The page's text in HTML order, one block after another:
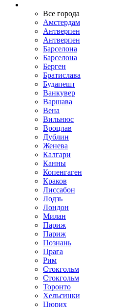
Все города
Амстердам
Антверпен
Антверпен
Барселона
Барселона
Берген
Братислава
Будапешт
Ванкувер
Варшава
Вена
Вильнюс
Вроцлав
Дублин
Женева
Калгари
Канны
Копенгаген
Краков
Лиссабон
Лодзь
Лондон
Милан
Париж
Париж
Познань
Прага
Рим
Стокгольм
Стокгольм
Торонто
Хельсинки
Цюрих